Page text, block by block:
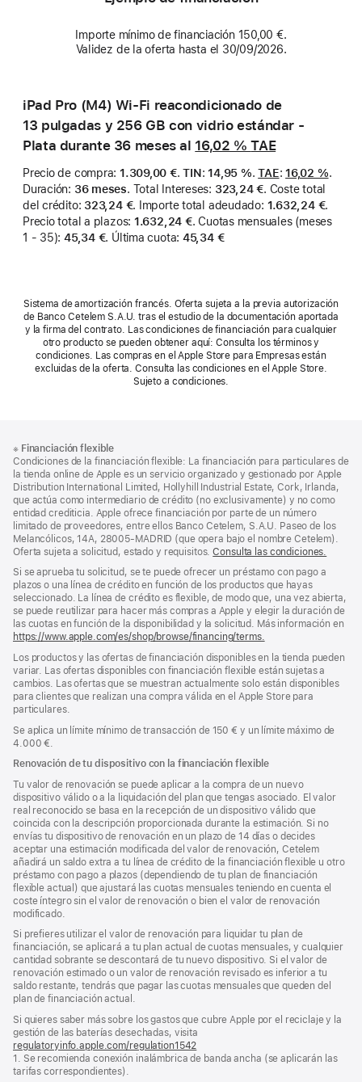
Importe mínimo de financiación 150,00 €.
Validez de la oferta hasta el 30/09/2026.
iPad Pro (M4) Wi-Fi reacondicionado de
13 pulgadas y 256 GB con vidrio estándar -
Plata durante 36 meses al 16,02 %TAE
Precio de compra: 1.309,00 €.TIN: 14,95 %.TAE: 16,02 %.
Duración: 36 meses. Total Intereses: 323,24 €. Coste total
del crédito: 323,24 €. Importe total adeudado: 1.632,24 €.
Precio total a plazos: 1.632,24 €.Cuotas mensuales (meses
1 - 35): 45,34 €. Última cuota: 45,34 €
Sistema de amortización francés. Oferta sujeta a la previa autorización
de Banco Cetelem S.A.U. tras el estudio de la documentación aportada
y la firma del contrato. Las condiciones de financiación para cualquier
otro producto se pueden obtener aquí: Consulta los términos y
condiciones. Las compras en el Apple Store para Empresas están
excluidas de la oferta. Consulta las condiciones en el Apple Store.
Sujeto a condiciones.
a
pie
de
página
al
pie
※ Financiación flexible
Condiciones de la financiación flexible: La financiación para particulares de
la tienda online de Apple es un servicio organizado y gestionado por Apple
Distribution International Limited, Hollyhill Industrial Estate, Cork, Irlanda,
que actúa como intermediario de crédito (no exclusivamente) y no como
entidad crediticia. Apple ofrece financiación por parte de un número
limitado de proveedores, entre ellos Banco Cetelem, S.A.U. Paseo de los
Melancólicos, 14A, 28005-MADRID (que opera bajo el nombre Cetelem).
Oferta sujeta a solicitud, estado y requisitos.Consulta las condiciones.
Si se aprueba tu solicitud, se te puede ofrecer un préstamo con pago a
plazos o una línea de crédito en función de los productos que hayas
seleccionado. La línea de crédito es flexible, de modo que, una vez abierta,
se puede reutilizar para hacer más compras a Apple y elegir la duración de
las cuotas en función de la disponibilidad y la solicitud. Más información en
https://www.apple.com/es/shop/browse/financing/terms.
Los productos y las ofertas de financiación disponibles en la tienda pueden
variar. Las ofertas disponibles con financiación flexible están sujetas a
cambios. Las ofertas que se muestran actualmente solo están disponibles
para clientes que realizan una compra válida en el Apple Store para
particulares.
Se aplica un límite mínimo de transacción de 150 € y un límite máximo de
4.000 €.
Renovación de tu dispositivo con la financiación flexible
Tu valor de renovación se puede aplicar a la compra de un nuevo
dispositivo válido o a la liquidación del plan que tengas asociado. El valor
real reconocido se basa en la recepción de un dispositivo válido que
coincida con la descripción proporcionada durante la estimación. Si no
envías tu dispositivo de renovación en un plazo de 14 días o decides
aceptar una estimación modificada del valor de renovación, Cetelem
añadirá un saldo extra a tu línea de crédito de la financiación flexible u otro
préstamo con pago a plazos (dependiendo de tu plan de financiación
flexible actual) que ajustará las cuotas mensuales teniendo en cuenta el
coste íntegro sin el valor de renovación o bien el valor de renovación
modificado.
Si prefieres utilizar el valor de renovación para liquidar tu plan de
financiación, se aplicará a tu plan actual de cuotas mensuales, y cualquier
cantidad sobrante se descontará de tu nuevo dispositivo. Si el valor de
renovación estimado o un valor de renovación revisado es inferior a tu
saldo restante, tendrás que pagar las cuotas mensuales que queden del
plan de financiación actual.
Si quieres saber más sobre los gastos que cubre Apple por el reciclaje y la
gestión de las baterías desechadas, visita
regulatoryinfo.apple.com/regulation1542
abre
1. Se recomienda conexión inalámbrica de banda ancha (se aplicarán las
tarifas correspondientes).